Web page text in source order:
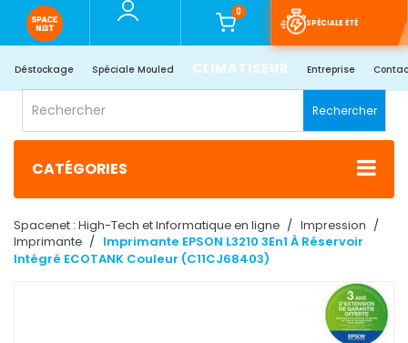
0
SPÉCIALE ÉTÉ
Déstockage Spéciale Mouled CLIMATISEUR Entreprise
Rechercher
CATÉGORIES
Spacenet : High-Tech et Informatique en ligne
Impression
Imprimante
Imprimante EPSON L3210 3En1 À Réservoir
Intégré ECOTANK Couleur (C11CJ68403)